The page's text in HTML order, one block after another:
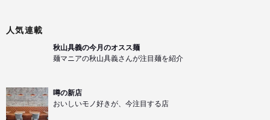
人気連載
秋山具義の今月のオスス麺
麺マニアの秋山具義さんが注目麺を紹介
噂の新店
おいしいモノ好きが、今注目する店